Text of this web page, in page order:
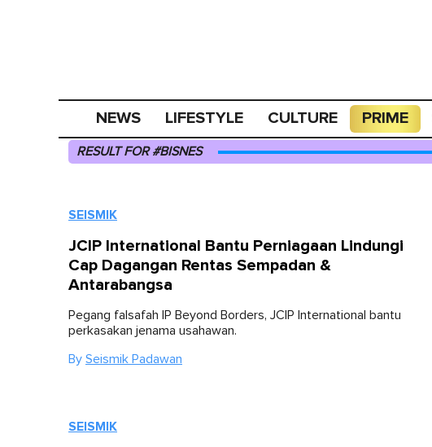
NEWS LIFESTYLE CULTURE PRIME
RESULT FOR #BISNES
SEISMIK
JCIP International Bantu Perniagaan Lindungi
Cap Dagangan Rentas Sempadan &
Antarabangsa
Pegang falsafah IP Beyond Borders, JCIP International bantu
perkasakan jenama usahawan.
By Seismik Padawan
SEISMIK